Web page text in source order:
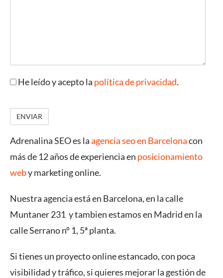
He leído y acepto la política de privacidad.
Adrenalina SEO es laagencia seo en Barcelonacon
más de 12 años de experiencia en posicionamiento
weby marketing online.
Nuestra agencia está en Barcelona, en la calle
Muntaner 231 y tambien estamos en Madrid en la
calle Serrano nº 1, 5ª planta.
Si tienes un proyecto online estancado, con poca
visibilidad y tráfico, si quieres mejorar la gestión de